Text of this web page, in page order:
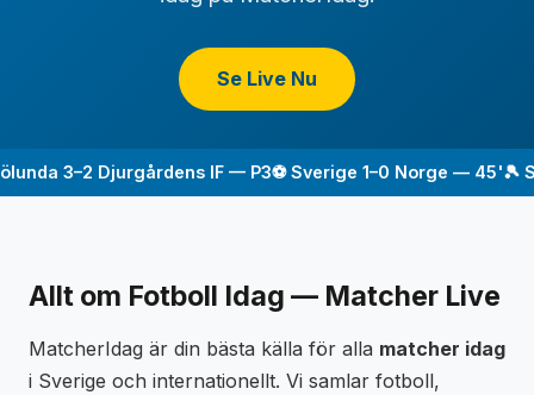
Se Live Nu
3–2 Djurgårdens IF — P3 ⚽ Sverige 1–0 Norge — 45'🎾
Allt om Fotboll Idag — Matcher Live
MatcherIdag är din bästa källa för alla matcher idag
i Sverige och internationellt. Vi samlar fotboll,